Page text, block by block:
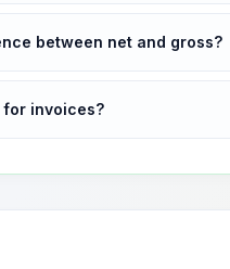
between net and gross?
for invoices?